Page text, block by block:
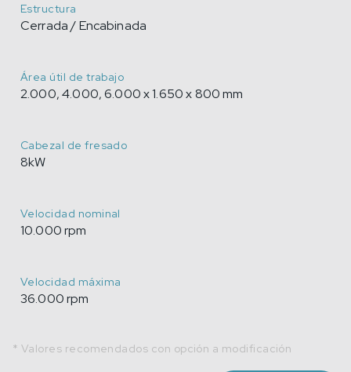
Estructura
Cerrada / Encabinada
Área útil de trabajo
2.000, 4.000, 6.000 x 1.650 x 800 mm
Cabezal de fresado
8kW
Velocidad nominal
10.000 rpm
Velocidad máxima
36.000 rpm
* Valores recomendados con opción a modificación